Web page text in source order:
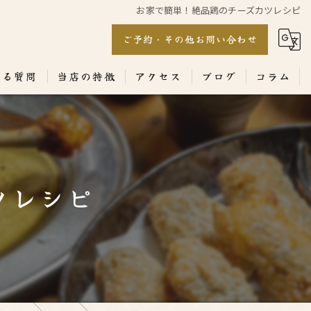
お家で簡単！絶品鶏のチーズカツレシピ
ご予約・その他お問い合わせ
質問 当店の特徴
居酒屋
専門店
ランチ
テイクアウト
コース
アクセス ブログ コラム
シピ